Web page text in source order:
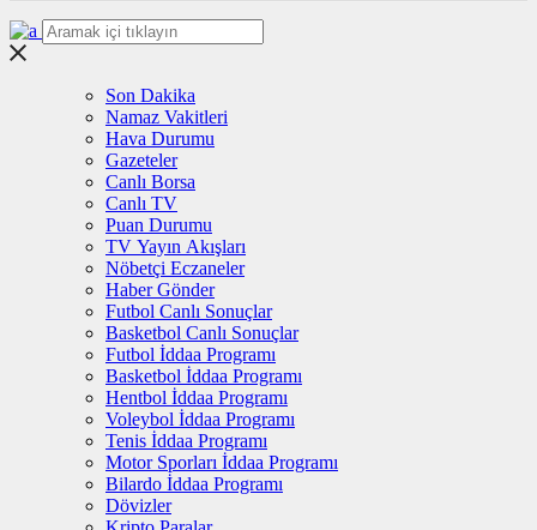
Son Dakika
Namaz Vakitleri
Hava Durumu
Gazeteler
Canlı Borsa
Canlı TV
Puan Durumu
TV Yayın Akışları
Nöbetçi Eczaneler
Haber Gönder
Futbol Canlı Sonuçlar
Basketbol Canlı Sonuçlar
Futbol İddaa Programı
Basketbol İddaa Programı
Hentbol İddaa Programı
Voleybol İddaa Programı
Tenis İddaa Programı
Motor Sporları İddaa Programı
Bilardo İddaa Programı
Dövizler